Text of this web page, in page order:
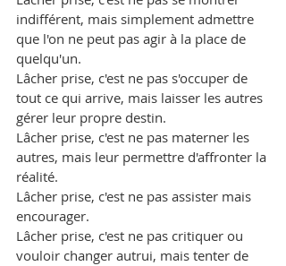
indifférent, mais simplement admettre
que l'on ne peut pas agir à la place de
quelqu'un.
Lâcher prise, c'est ne pas s'occuper de
tout ce qui arrive, mais laisser les autres
gérer leur propre destin.
Lâcher prise, c'est ne pas materner les
autres, mais leur permettre d'affronter la
réalité.
Lâcher prise, c'est ne pas assister mais
encourager.
Lâcher prise, c'est ne pas critiquer ou
vouloir changer autrui, mais tenter de